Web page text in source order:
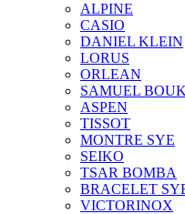
ALPINE
CASIO
DANIEL KLEIN
LORUS
ORLEAN
SAMUEL
ASPEN
TISSOT
MONTRE SYE
SEIKO
TSAR BOMBA
BRACELET
VICTORINOX